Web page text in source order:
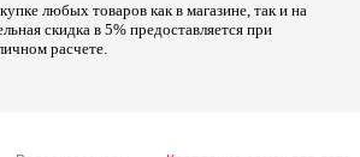
любых товаров как в магазине, так и на
скидка в 5% предоставляется при
расчете.